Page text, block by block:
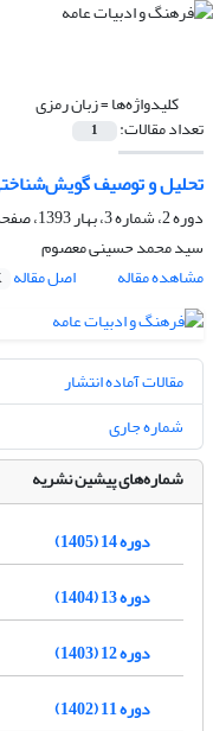
کلیدواژه‌ها =زبان رمزی
تعداد مقالات: 1
تحلیل و توصیف
دوره 2، شماره 3، بهار 1393، صفحه
سید محمد حسینی معصوم
مشاهده مقاله
اصل مقاله
مقالات آماده انتشار
شماره جاری
شماره‌های پیشین نشریه
دوره 14 (1405)
دوره 13 (1404)
دوره 12 (1403)
دوره 11 (1402)